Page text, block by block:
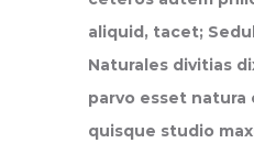
aliquid, tacet;
Naturales divitias
parvo esset
quisque studio